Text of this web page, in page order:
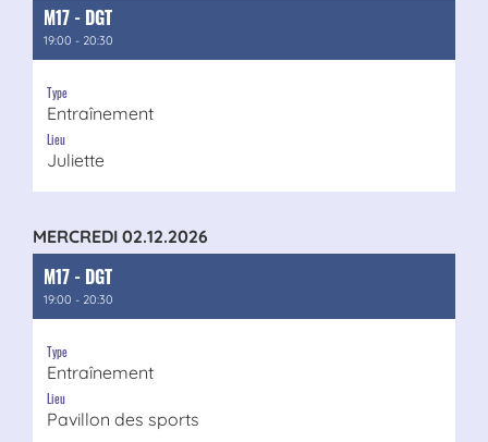
M17 - DGT
19:00 - 20:30
Type
Entraînement
Lieu
Juliette
MERCREDI 02.12.2026
M17 - DGT
19:00 - 20:30
Type
Entraînement
Lieu
Pavillon des sports